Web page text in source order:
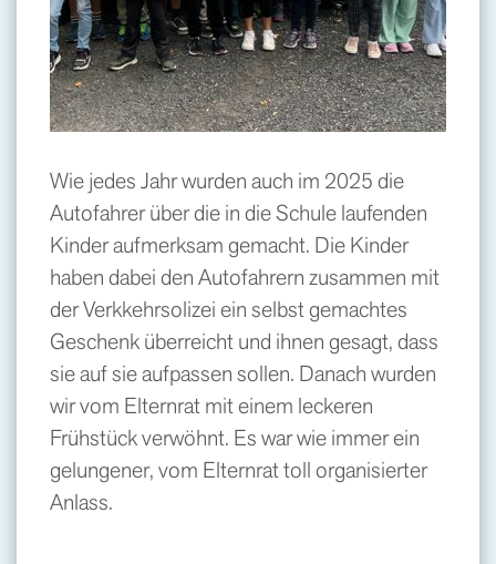
Wie jedes Jahr wurden auch im 2025 die
Autofahrer über die in die Schule laufenden
Kinder aufmerksam gemacht. Die Kinder
haben dabei den Autofahrern zusammen mit
der Verkkehrsolizei ein selbst gemachtes
Geschenk überreicht und ihnen gesagt, dass
sie auf sie aufpassen sollen. Danach wurden
wir vom Elternrat mit einem leckeren
Frühstück verwöhnt. Es war wie immer ein
gelungener, vom Elternrat toll organisierter
Anlass.